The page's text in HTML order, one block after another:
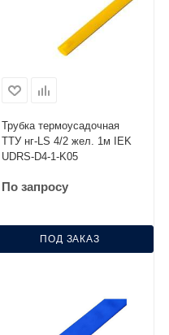
Трубка термоусадочная
ТТУ нг-LS 4/2 жел. 1м IEK
UDRS-D4-1-K05
По запросу
ПОД ЗАКАЗ